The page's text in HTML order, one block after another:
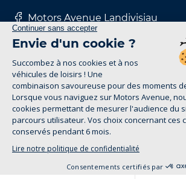
Motors Avenue Landivisiau
Motors Avenue Le Mans
Motors Avenue Rennes
Motors Avenue Tours